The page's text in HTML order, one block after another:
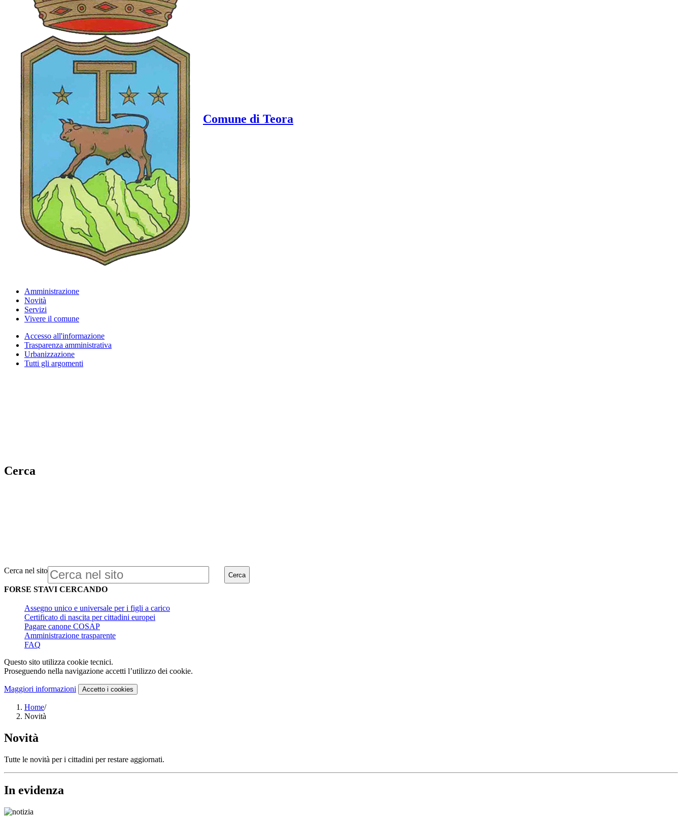
Comune di Teora
Amministrazione
Novità
Servizi
Vivere il comune
Accesso all'informazione
Trasparenza amministrativa
Urbanizzazione
Tutti gli argomenti
Cerca
Cerca nel sito Cerca
FORSE STAVI CERCANDO
Assegno unico e universale per i figli a carico
Certificato di nascita per cittadini europei
Pagare canone COSAP
Amministrazione trasparente
FAQ
Questo sito utilizza cookie tecnici.
Proseguendo nella navigazione accetti l’utilizzo dei cookie.
Maggiori informazioni Accetto i cookies
Home/
Novità
Novità
Tutte le novità per i cittadini per restare aggiornati.
In evidenza